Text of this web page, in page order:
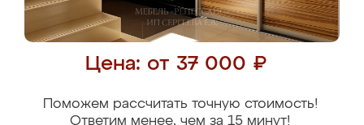
Цена: от 37 000 ₽
Поможем рассчитать точную стоимость!
Ответим менее, чем за 15 минут!